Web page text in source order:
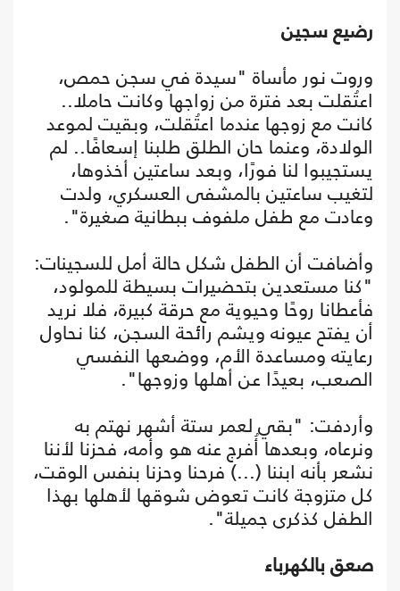
رضيع سجين
وروت نور مأساة "سيدة في سجن حمص،
اعتُقلت بعد فترة من زواجها وكانت حاملا..
كانت مع زوجها عندما اعتُقلت، وبقيت لموعد
الولادة، وعنما حان الطلق طلبنا إسعافًا.. لم
يستجيبوا لنا فورًا، وبعد ساعتين أخذوها،
لتغيب ساعتين بالمشفى العسكري، ولدت
وعادت مع طفل ملفوف ببطانية صغيرة".
وأضافت أن الطفل شكل حالة أمل للسجينات:
"كنا مستعدين بتحضيرات بسيطة للمولود،
فأعطانا روحًا وحيوية مع حرقة كبيرة، فلا نريد
أن يفتح عيونه ويشم رائحة السجن، كنا نحاول
رعايته ومساعدة الأم، ووضعها النفسي
الصعب، بعيدًا عن أهلها وزوجها".
وأردفت: "بقي لعمر ستة أشهر نهتم به
ونرعاه، وبعدها أُفرج عنه هو وأمه، فحزنا لأننا
نشعر بأنه ابننا (...) فرحنا وحزنا بنفس الوقت،
كل متزوجة كانت تعوض شوقها لأهلها بهذا
الطفل كذكرى جميلة".
صعق بالكهرباء